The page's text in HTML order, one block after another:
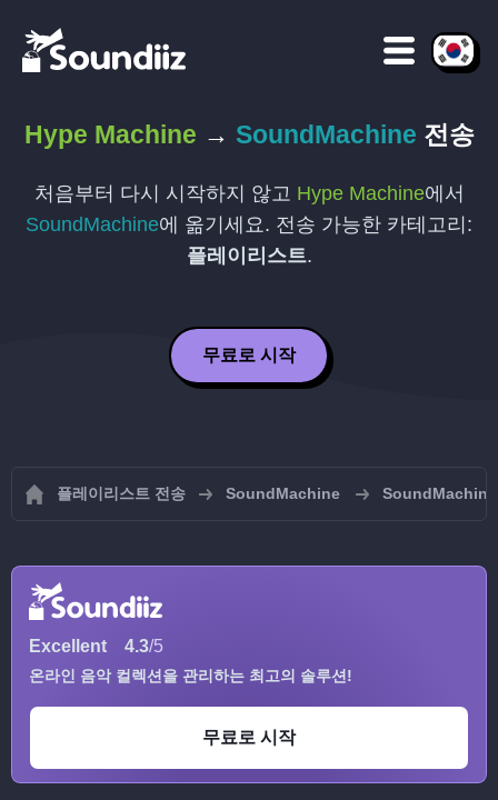
Hype Machine → SoundMachine 전송
처음부터 다시 시작하지 않고 Hype Machine에서
SoundMachine에 옮기세요. 전송 가능한 카테고리:
플레이리스트.
무료로 시작
플레이리스트 전송 SoundMachine SoundMachine
Excellent 4.3/5
온라인 음악 컬렉션을 관리하는 최고의 솔루션!
무료로 시작